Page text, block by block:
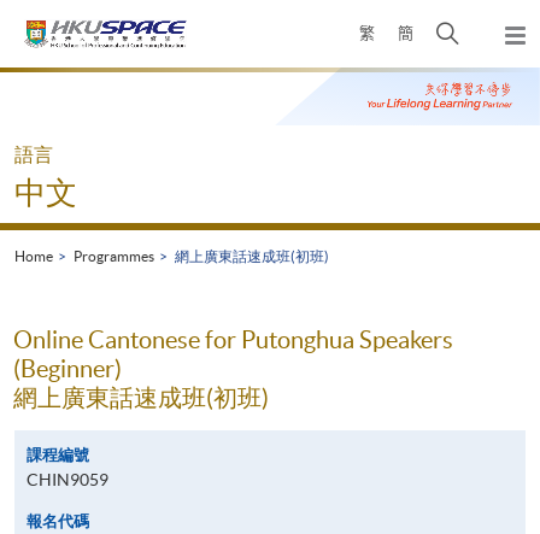
繁 簡
Open
search
panel
Main
語言
中文
Home Programmes 網上廣東話速成班(初班)
Online Cantonese for Putonghua Speakers
(Beginner)
網上廣東話速成班(初班)
課程編號
CHIN9059
報名代碼